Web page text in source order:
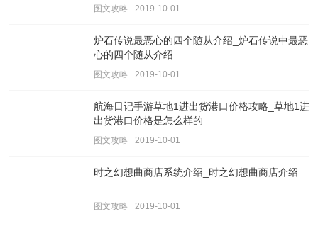
图文攻略 2019-10-01
炉石传说最恶心的四个随从介绍_炉石传说中最恶
心的四个随从介绍
图文攻略 2019-10-01
航海日记手游草地1进出货港口价格攻略_草地1进
出货港口价格是怎么样的
图文攻略 2019-10-01
时之幻想曲商店系统介绍_时之幻想曲商店介绍
图文攻略 2019-10-01